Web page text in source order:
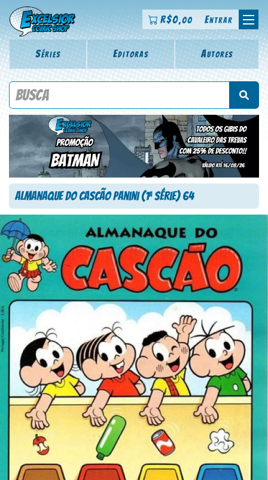
R$0,00 Entrar
Séries Editoras Autores
Procure por título da revista, personagem, série, escritor,
Almanaque do Cascão Panini (1aSérie) 64